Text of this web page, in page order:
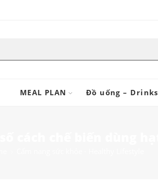
MEAL PLAN Đồ uống – Drinks